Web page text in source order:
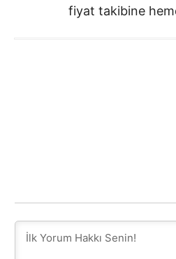
fiyat takibine